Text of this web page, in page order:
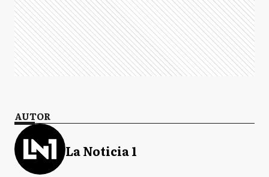
AUTOR
La Noticia 1